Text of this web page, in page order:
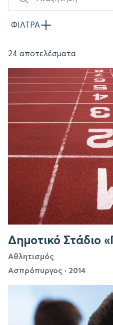
ΦΙΛΤΡΑ
24 αποτελέσματα
Δημοτικό Στάδιο
Αθλητισμός
Ασπρόπυργος · 2014